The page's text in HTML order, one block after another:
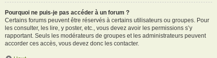
Pourquoi ne puis-je pas accéder à un forum ?
Certains forums peuvent être réservés à certains utilisateurs ou groupes. Pour
les consulter, les lire, y poster, etc., vous devez avoir les permissions s’y
rapportant. Seuls les modérateurs de groupes et les administrateurs peuvent
accorder ces accès, vous devez donc les contacter.